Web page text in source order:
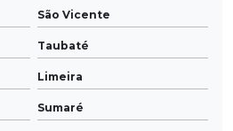
São Vicente
Taubaté
Limeira
Sumaré